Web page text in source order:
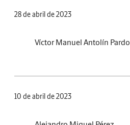
28 de abril de 2023
Víctor Manuel Antolín Pardo
10 de abril de 2023